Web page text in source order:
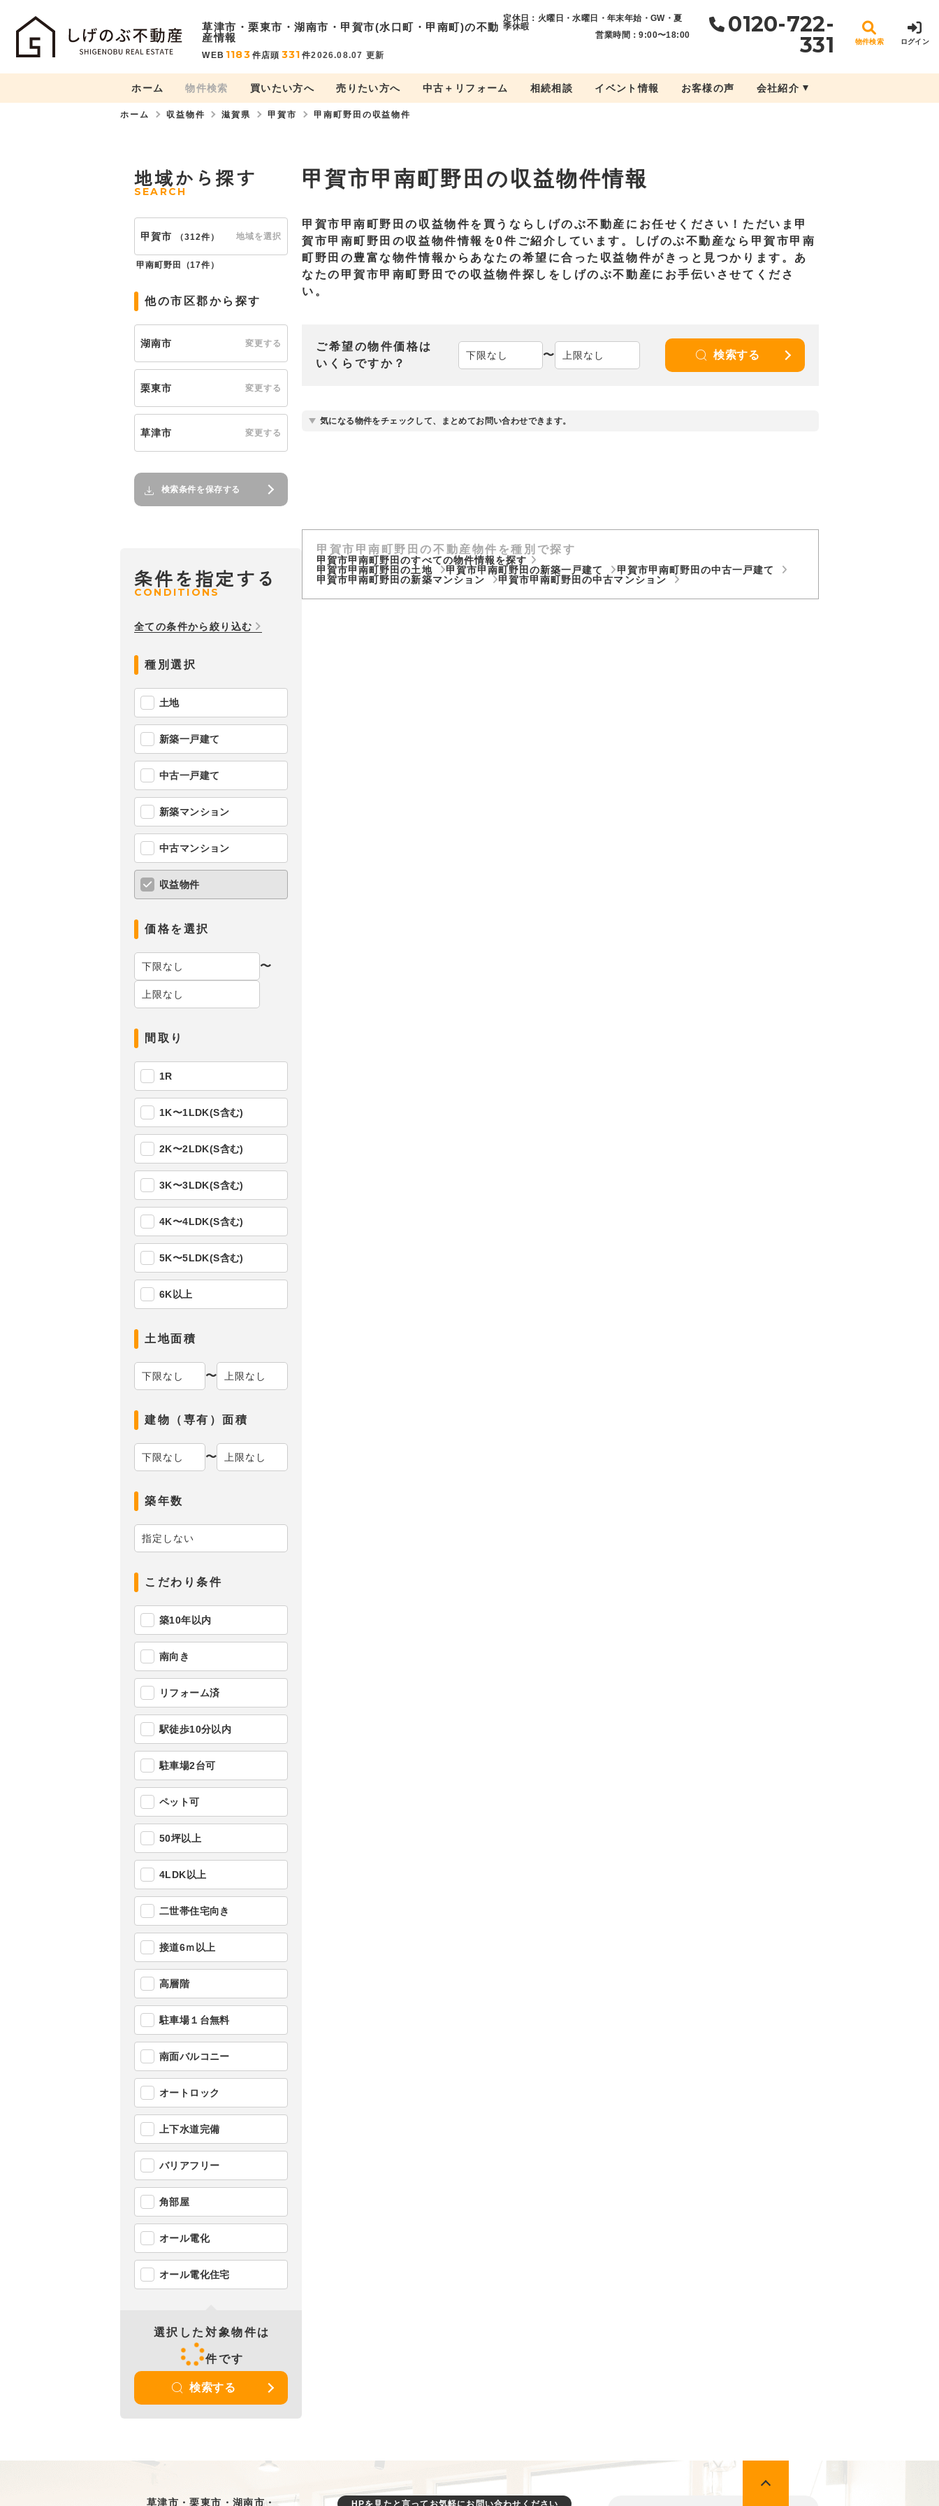
草津市・栗東市・湖南市・ 甲賀市(水口町・甲南町)の不動
産情報
WEB 1183 件店頭 331 件2026.08.07 更新
0120-722-
331
定休日：火曜日・水曜日・年末年始・GW・夏
季休暇
営業時間：9:00〜18:00
物件検索 ログイン
ホーム 物件検索 買いたい方へ 売りたい方へ 中古＋リフォーム 相続相談 イベント情報 お客様の声 会社紹介
ホーム 収益物件 滋賀県 甲賀市 甲南町野田の収益物件
甲賀市甲南町野田の収益物件情報
甲賀市甲南町野田の収益物件を買うならしげのぶ不動産にお任せください！ただいま甲
賀市甲南町野田の収益物件情報を0件ご紹介しています。しげのぶ不動産なら甲賀市甲南
町野田の豊富な物件情報からあなたの希望に合った収益物件がきっと見つかります。あ
なたの甲賀市甲南町野田での収益物件探しをしげのぶ不動産にお手伝いさせてくださ
い。
ご希望の物件価格は
いくらですか？
〜 検索する
気になる物件をチェックして、まとめてお問い合わせできます。
甲賀市甲南町野田の不動産物件を種別で探す
甲賀市甲南町野田のすべての物件情報を探す
甲賀市甲南町野田の土地
甲賀市甲南町野田の新築一戸建て
甲賀市甲南町野田の中古一戸建て
甲賀市甲南町野田の新築マンション
甲賀市甲南町野田の中古マンション
地域から探す
SEARCH
甲賀市 （312件 ） 地域を選択
甲南町野田（17件 ）
他の市区郡から探す
湖南市 変更する
栗東市 変更する
草津市 変更する
検索条件を保存する
条件を指定する
CONDITIONS
全ての条件から絞り込む
種別選択
土地
新築一戸建て
中古一戸建て
新築マンション
中古マンション
収益物件
価格を選択
〜
間取り
1R
1K〜1LDK(S含む)
2K〜2LDK(S含む)
3K〜3LDK(S含む)
4K〜4LDK(S含む)
5K〜5LDK(S含む)
6K以上
土地面積
〜
建物（専有）面積
〜
築年数
こだわり条件
築10年以内
南向き
リフォーム済
駅徒歩10分以内
駐車場2台可
ペット可
50坪以上
4LDK以上
二世帯住宅向き
接道6ｍ以上
高層階
駐車場１台無料
南面バルコニー
オートロック
上下水道完備
バリアフリー
角部屋
オール電化
オール電化住宅
選択した対象物件は
件です
検索する
草津市・栗東市・湖南市・ HPを見たと言ってお気軽にお問い合わせください